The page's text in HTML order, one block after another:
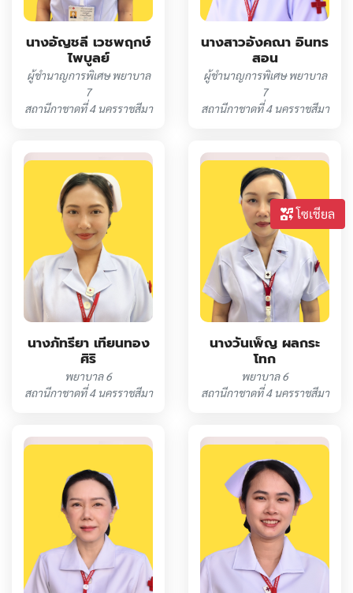
โซเชียล
นางอัญชลี เวชพฤกษ์
ไพบูลย์
ผู้ชำนาญการพิเศษ พยาบาล
7
สถานีกาชาดที่ 4 นครราชสีมา
นางสาวอังคณา อินทร
สอน
ผู้ชำนาญการพิเศษ พยาบาล
7
สถานีกาชาดที่ 4 นครราชสีมา
นางภัทรียา เทียนทอง
ศิริ
พยาบาล 6
สถานีกาชาดที่ 4 นครราชสีมา
นางวันเพ็ญ ผลกระ
โทก
พยาบาล 6
สถานีกาชาดที่ 4 นครราชสีมา